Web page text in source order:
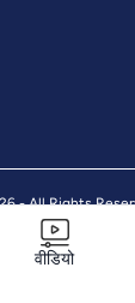
वीडियो
- All Rights